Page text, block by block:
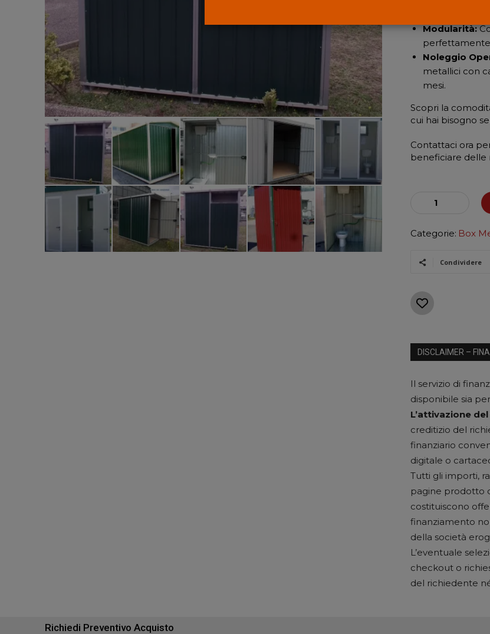
Modularità:
perfettamente
Noleggio
metallici con
mesi.
Scopri la
cui hai bisogno
Contattaci ora
beneficiare delle
METALLICI
quantità
Categorie: Box
Condividere
DISCLAIMER –
Il servizio di
disponibile sia
L’attivazione
creditizio del
finanziario
digitale o
Tutti gli importi,
pagine prodotto
costituiscono
finanziamento
della società
L’eventuale
checkout o
del richiedente
Richiedi Preventivo Acquisto